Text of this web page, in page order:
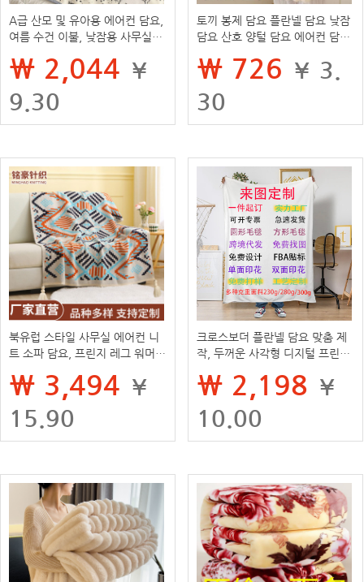
A급 산모 및 유아용 에어컨 담요,
여름 수건 이불, 낮잠용 사무실
₩ 2,044 ¥
9.30
토끼 봉제 담요 플란넬 담요 낮잠
담요 산호 양털 담요 에어컨 담요
₩ 726 ¥ 3.
30
북유럽 스타일 사무실 에어컨 니
트 소파 담요, 프린지 레그 워머,
₩ 3,494 ¥
15.90
크로스보더 플란넬 담요 맞춤 제
작, 두꺼운 사각형 디지털 프린트
문 가능
₩ 2,198 ¥
10.00